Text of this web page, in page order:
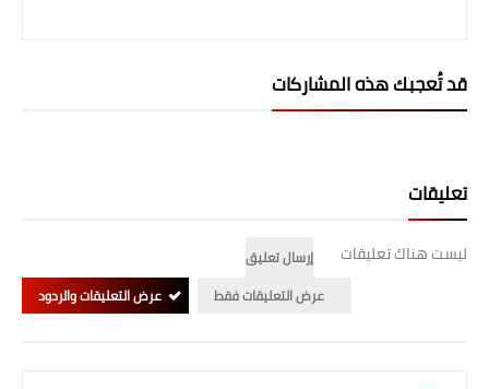
قد تُعجبك هذه المشاركات
تعليقات
ليست هناك تعليقات
إرسال تعليق
عرض التعليقات فقط
عرض التعليقات والردود